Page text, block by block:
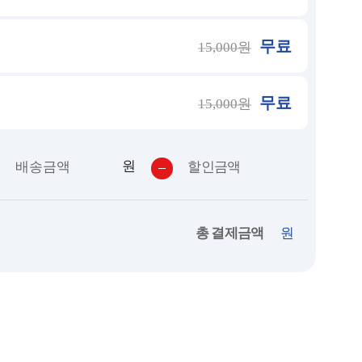
15,000원 무료
15,000원 무료
배송금액 원 할인금액
총 결제금액 원